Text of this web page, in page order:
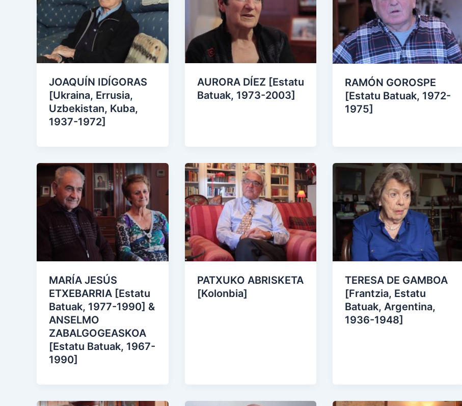
JOAQUÍN IDÍGORAS
[Ukraina, Errusia,
Uzbekistan, Kuba,
1937-1972]
AURORA DÍEZ [Estatu
Batuak, 1973-2003]
RAMÓN GOROSPE
[Estatu Batuak, 1972-
1975]
MARÍA JESÚS
ETXEBARRIA [Estatu
Batuak, 1977-1990] &
ANSELMO
ZABALGOGEASKOA
[Estatu Batuak, 1967-
1990]
PATXUKO ABRISKETA
[Kolonbia]
TERESA DE GAMBOA
[Frantzia, Estatu
Batuak, Argentina,
1936-1948]